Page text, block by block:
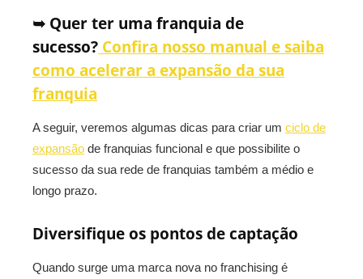
➥ Quer ter uma franquia de
sucesso? Confira nosso manual e saiba
como acelerar a expansão da sua
franquia
A seguir, veremos algumas dicas para criar um ciclo de
expansão de franquias funcional e que possibilite o
sucesso da sua rede de franquias também a médio e
longo prazo.
Diversifique os pontos de captação
Quando surge uma marca nova no franchising é